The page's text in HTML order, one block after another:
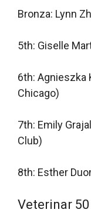
Bronza: Lynn
5th: Giselle
6th: Agnieszka
Chicago)
7th: Emily
Club)
8th: Esther
Veterinar